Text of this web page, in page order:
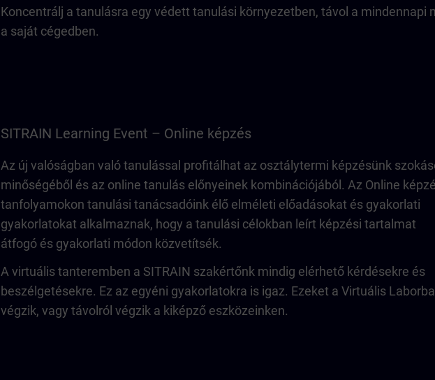
Koncentrálj a tanulásra egy védett tanulási környezetben, távol a mindennapi
a saját cégedben.
SITRAIN Learning Event – Online képzés
Az új valóságban való tanulással profitálhat az osztálytermi képzésünk
minőségéből és az online tanulás előnyeinek kombinációjából. Az Online
tanfolyamokon tanulási tanácsadóink élő elméleti előadásokat és gyakorlati
gyakorlatokat alkalmaznak, hogy a tanulási célokban leírt képzési tartalmat
átfogó és gyakorlati módon közvetítsék.
A virtuális tanteremben a SITRAIN szakértőnk mindig elérhető kérdésekre és
beszélgetésekre. Ez az egyéni gyakorlatokra is igaz. Ezeket a Virtuális
végzik, vagy távolról végzik a kiképző eszközeinken.